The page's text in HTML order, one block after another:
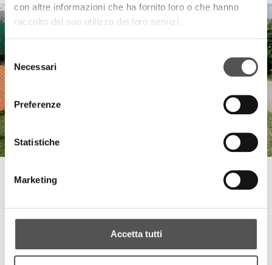
con altre informazioni che ha fornito loro o che hanno
raccolto dal suo utilizzo dei loro servizi.
Selezione
del
consenso
Necessari
Preferenze
Statistiche
Marketing
Accetta tutti
TUTTI GLI HIGHLIGHTS